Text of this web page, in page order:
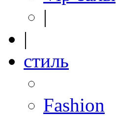
|
|
стиль
Fashion